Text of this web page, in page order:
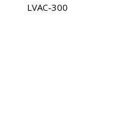
LVAC-300